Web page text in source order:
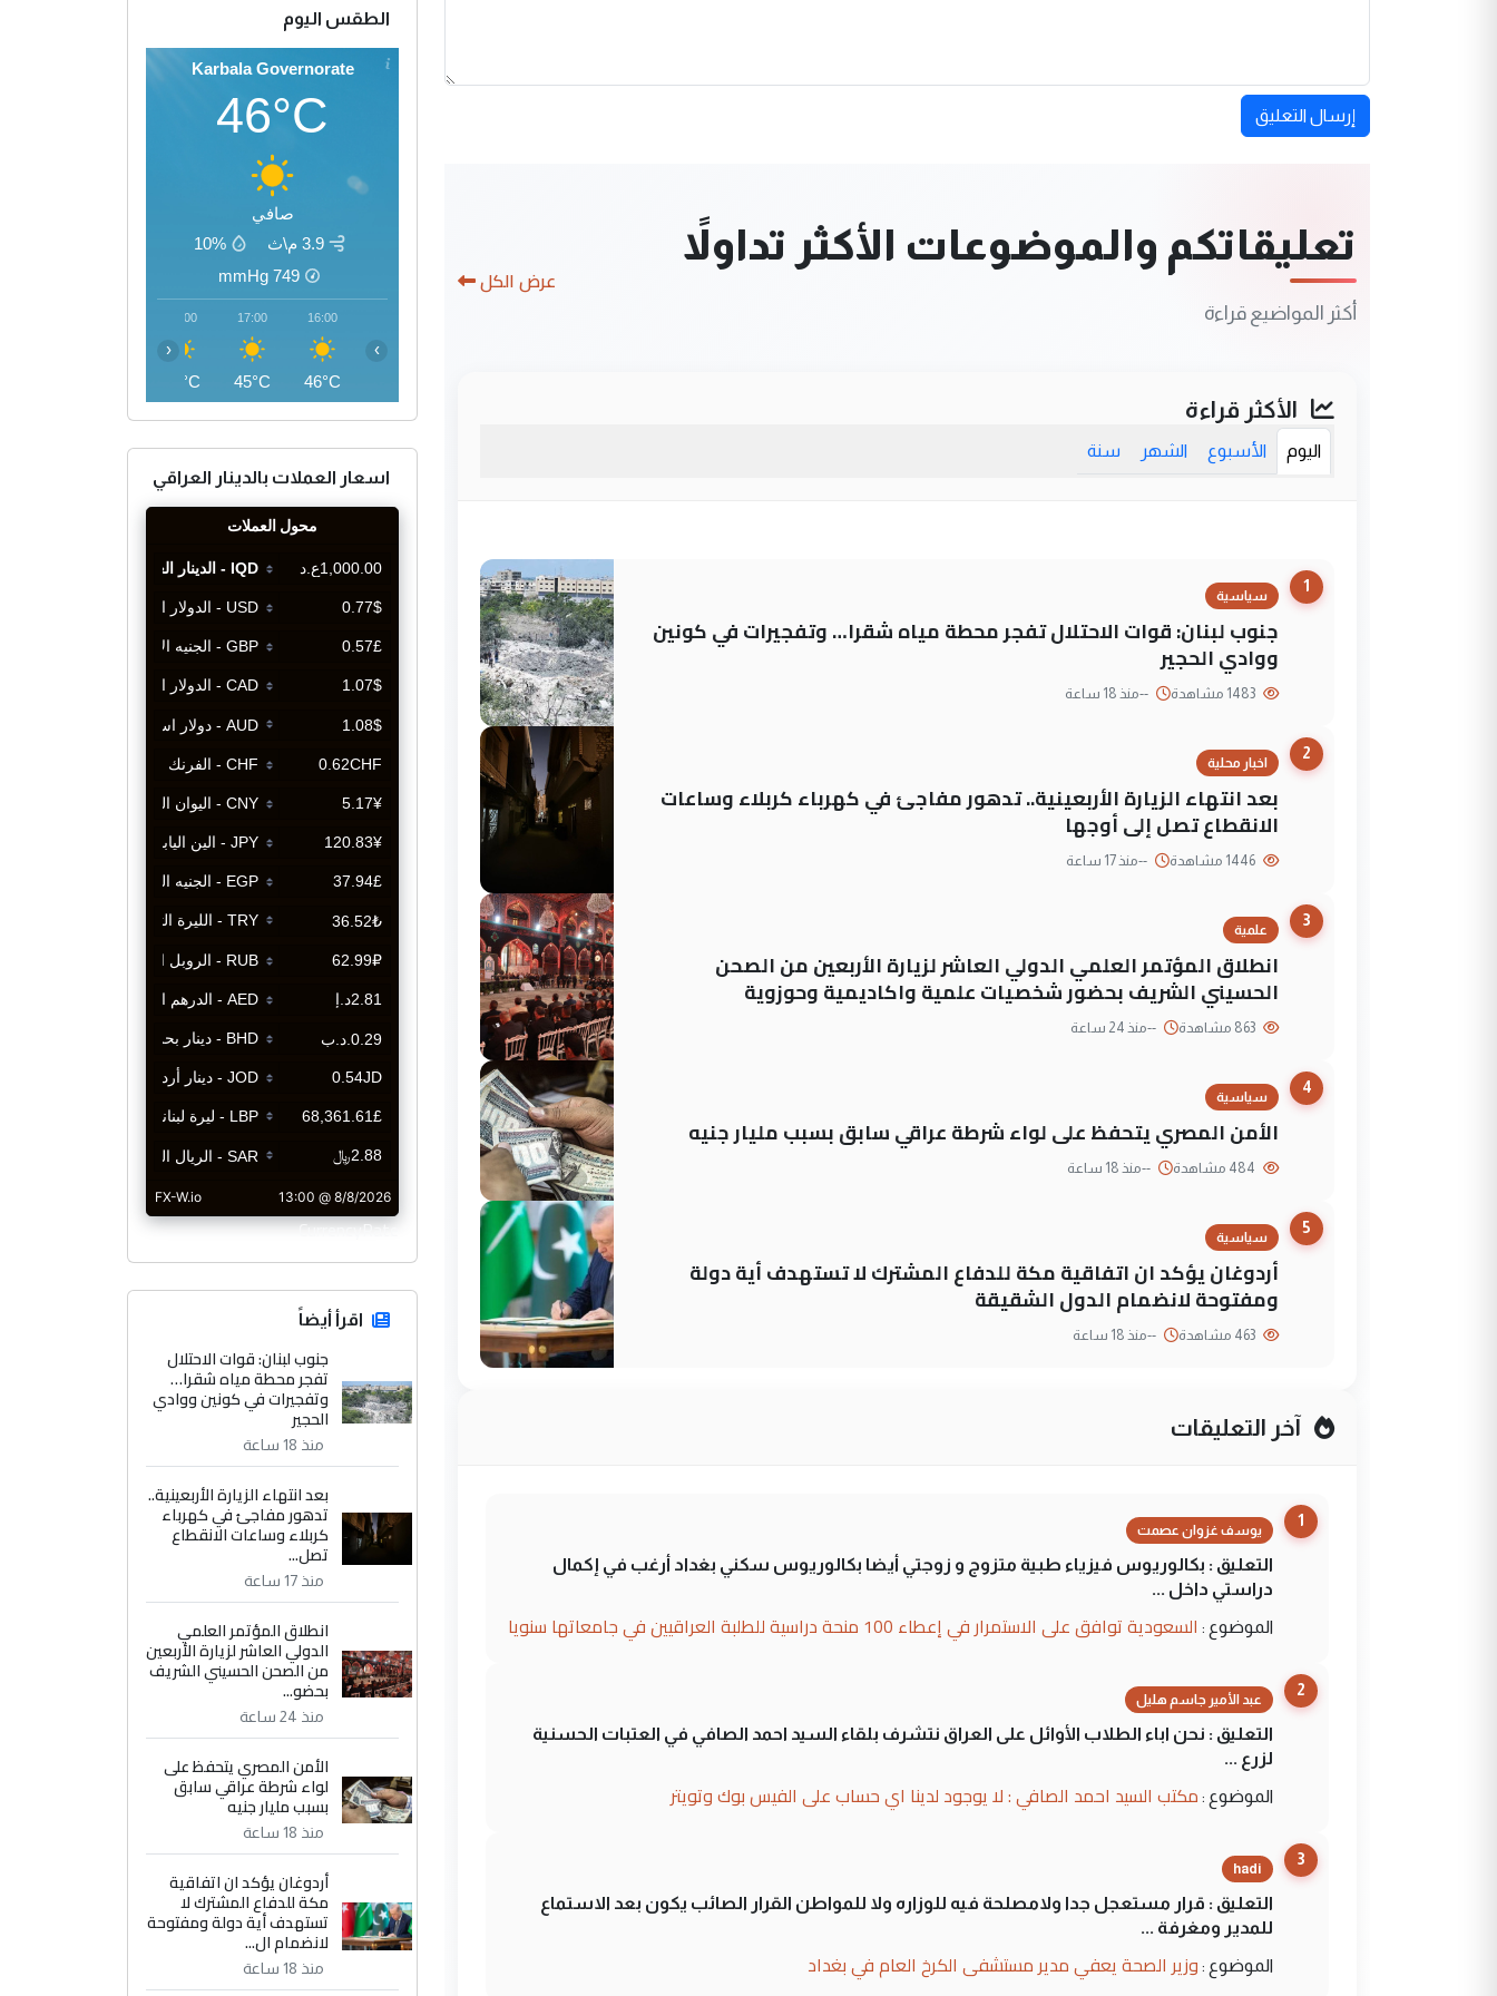
إرسال التعليق
تعليقاتكم والموضوعات الأكثر تداولاً
أكثر المواضيع قراءة
عرض الكل
الأكثر قراءة
اليوم الأسبوع الشهر سنة
1
سياسية
جنوب لبنان: قوات الاحتلال تفجر محطة مياه شقرا… وتفجيرات في كونين
ووادي الحجير
--منذ 18 ساعة
2
اخبار محلية
بعد انتهاء الزيارة الأربعينية.. تدهور مفاجئ في كهرباء كربلاء وساعات
الانقطاع تصل إلى أوجها
--منذ 17 ساعة
3
علمية
انطلاق المؤتمر العلمي الدولي العاشر لزيارة الأربعين من الصحن
الحسيني الشريف بحضور شخصيات علمية واكاديمية وحوزوية
--منذ 24 ساعة
4
سياسية
الأمن المصري يتحفظ على لواء شرطة عراقي سابق بسبب مليار جنيه
--منذ 18 ساعة
5
سياسية
أردوغان يؤكد ان اتفاقية مكة للدفاع المشترك لا تستهدف أية دولة
ومفتوحة لانضمام الدول الشقيقة
--منذ 18 ساعة
آخر التعليقات
1
يوسف غزوان عصمت
التعليق : بكالوريوس فيزياء طبية متزوج و زوجتي أيضا بكالوريوس سكني بغداد أرغب في إكمال
دراستي داخل ...
الموضوع : السعودية توافق على الاستمرار في إعطاء 100 منحة دراسية للطلبة العراقيين في جامعاتها سنويا
2
عبد الأمير جاسم هليل
التعليق : نحن اباء الطلاب الأوائل على العراق نتشرف بلقاء السيد احمد الصافي في العتبات الحسنية
لزرع ...
الموضوع : مكتب السيد احمد الصافي : لا يوجود لدينا اي حساب على الفيس بوك وتويتر
3
hadi
التعليق : قرار مستعجل جدا ولامصلحة فيه للوزاره ولا للمواطن القرار الصائب يكون بعد الاستماع
للمدير ومغرفة ...
الموضوع : وزير الصحة يعفي مدير مستشفى الكرخ العام في بغداد
الطقس اليوم
Karbala Governorate
46°C
صافي
3.9 م\ث
10%
749
mmHg
16:00
46°C
17:00
45°C
18:00
44°C
‹ ›
اسعار العملات بالدينار العراقي
CurrencyRate
اقرأ أيضاً
جنوب لبنان: قوات الاحتلال
تفجر محطة مياه شقرا…
وتفجيرات في كونين ووادي
الحجير
منذ 18 ساعة
بعد انتهاء الزيارة الأربعينية..
تدهور مفاجئ في كهرباء
كربلاء وساعات الانقطاع
تصل...
منذ 17 ساعة
انطلاق المؤتمر العلمي
الدولي العاشر لزيارة الأربعين
من الصحن الحسيني الشريف
بحضو...
منذ 24 ساعة
الأمن المصري يتحفظ على
لواء شرطة عراقي سابق
بسبب مليار جنيه
منذ 18 ساعة
أردوغان يؤكد ان اتفاقية
مكة للدفاع المشترك لا
تستهدف أية دولة ومفتوحة
لانضمام ال...
منذ 18 ساعة